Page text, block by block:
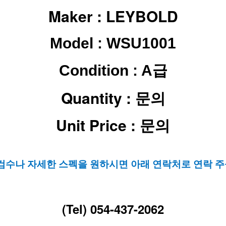
Maker : LEYBOLD
Model : WSU1001
Condition : A급
Quantity : 문의
Unit Price : 문의
수나 자세한 스펙을 원하시면 아래 연락처로 연락
(Tel) 054-437-2062